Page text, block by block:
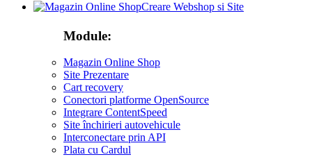
Creare Webshop si Site
Module:
Magazin Online Shop
Site Prezentare
Cart recovery
Conectori platforme OpenSource
Integrare ContentSpeed
Site închirieri autovehicule
Interconectare prin API
Plata cu Cardul